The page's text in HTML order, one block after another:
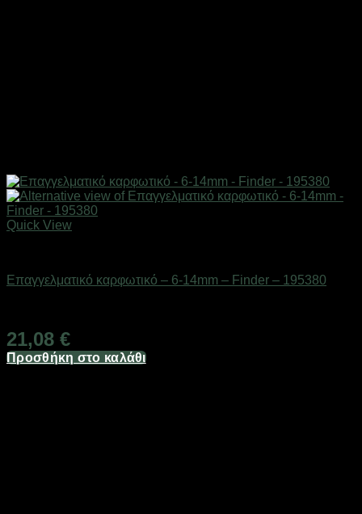
Quick View
Επαγγελματικό καρφωτικό – 6-14mm – Finder – 195380
21,08 €
Προσθήκη στο καλάθι